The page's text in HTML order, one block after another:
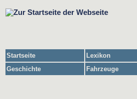
Startseite Lexikon
Geschichte
Fahrzeuge